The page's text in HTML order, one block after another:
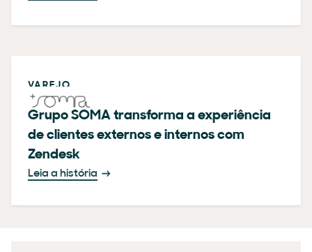
VAREJO
Grupo SOMA transforma a experiência
de clientes externos e internos com
Zendesk
Leia a história